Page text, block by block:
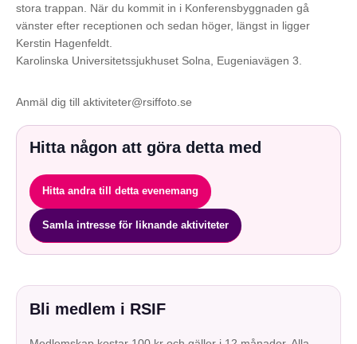
stora trappan. När du kommit in i Konferensbyggnaden gå
vänster efter receptionen och sedan höger, längst in ligger
Kerstin Hagenfeldt.
Karolinska Universitetssjukhuset Solna, Eugeniavägen 3.
Anmäl dig till aktiviteter@rsiffoto.se
Hitta någon att göra detta med
Hitta andra till detta evenemang
Samla intresse för liknande aktiviteter
Bli medlem i RSIF